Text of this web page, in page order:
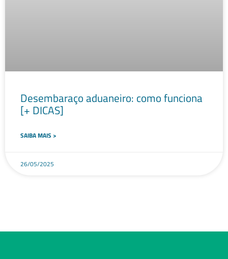
Desembaraço aduaneiro: como funciona
[+ DICAS]
SAIBA MAIS >
26/05/2025